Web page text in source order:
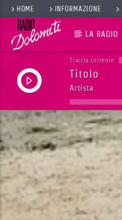
HOME INFORMAZIONE
LA RADIO
Traccia corrente
Titolo
Artista